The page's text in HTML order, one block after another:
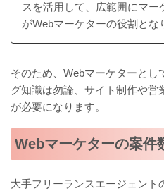
スを活用して、広範囲にマ
がWebマーケターの役割とな
そのため、Webマーケターとし
グ知識は勿論、サイト制作や営
が必要になります。
Webマーケターの案件
大手フリーランスエージェント